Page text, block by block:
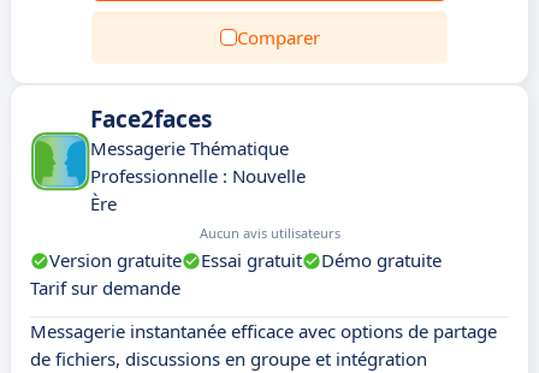
Comparer
Face2faces
Messagerie Thématique
Professionnelle : Nouvelle
Ère
Aucun avis utilisateurs
Version gratuite Essai gratuit
Démo gratuite
Tarif sur demande
Messagerie instantanée efficace avec options de partage
de fichiers, discussions en groupe et intégration